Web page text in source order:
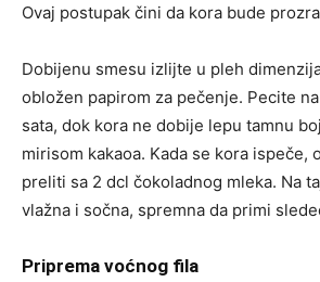
Ovaj postupak čini da kora bude
Dobijenu smesu izlijte u pleh
obložen papirom za pečenje. Pecite
sata, dok kora ne dobije lepu tamnu
mirisom kakaoa. Kada se kora ispeče,
preliti sa 2 dcl čokoladnog mleka. Na
vlažna i sočna, spremna da primi
Priprema voćnog fila